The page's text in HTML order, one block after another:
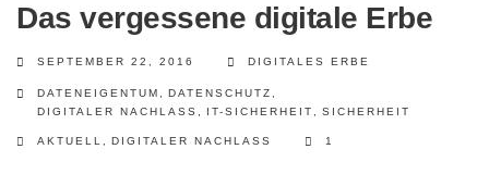
Das vergessene digitale Erbe
SEPTEMBER 22, 2016 DIGITALES ERBE
DATENEIGENTUM DATENSCHUTZ
DIGITALER NACHLASS
IT-SICHERHEIT SICHERHEIT
AKTUELL DIGITALER NACHLASS 1